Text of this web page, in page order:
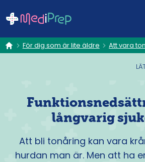
hem För dig som är lite äldre Att vara
långvarig
Att bli tonåring kan vara
hurdan man är. Men att ha